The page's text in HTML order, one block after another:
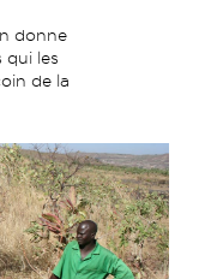
donne
qui les
de la